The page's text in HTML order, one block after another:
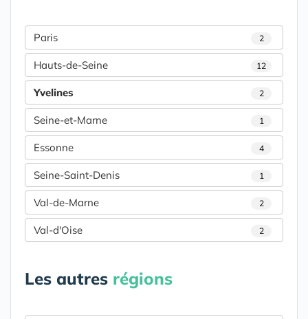
Paris 2
Hauts-de-Seine 12
Yvelines 2
Seine-et-Marne 1
Essonne 4
Seine-Saint-Denis 1
Val-de-Marne 2
Val-d'Oise 2
Les autres régions